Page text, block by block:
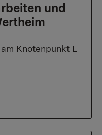
und
Knotenpunkt L